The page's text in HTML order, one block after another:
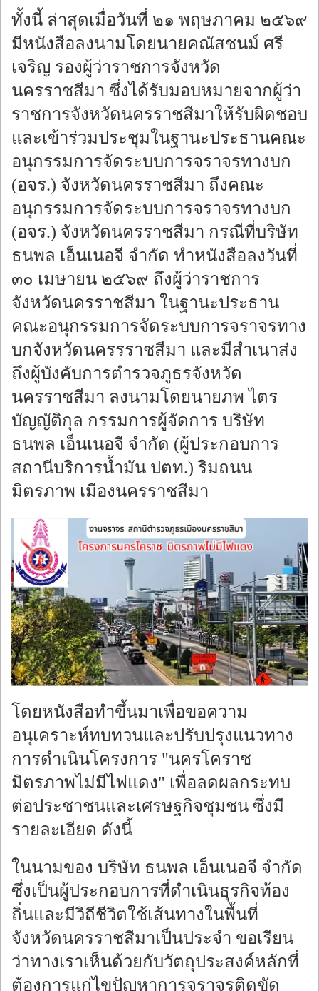
ทั้งนี้ ล่าสุดเมื่อวันที่ ๒๑ พฤษภาคม ๒๕๖๙
มีหนังสือลงนามโดยนายคณัสชนม์ ศรี
เจริญ รองผู้ว่าราชการจังหวัด
นครราชสีมา ซึ่งได้รับมอบหมายจากผู้ว่า
ราชการจังหวัดนครราชสีมาให้รับผิดชอบ
และเข้าร่วมประชุมในฐานะประธานคณะ
อนุกรรมการจัดระบบการจราจรทางบก
(อจร.) จังหวัดนครราชสีมา ถึงคณะ
อนุกรรมการจัดระบบการจราจรทางบก
(อจร.) จังหวัดนครราชสีมา กรณีที่บริษัท
ธนพล เอ็นเนอจี จำกัด ทำหนังสือลงวันที่
๓๐ เมษายน ๒๕๖๙ ถึงผู้ว่าราชการ
จังหวัดนครราชสีมา ในฐานะประธาน
คณะอนุกรรมการจัดระบบการจราจรทาง
บกจังหวัดนครรราชสีมา และมีสำเนาส่ง
ถึงผู้บังคับการตำรวจภูธรจังหวัด
นครราชสีมา ลงนามโดยนายภพ ไตร
บัญญัติกุล กรรมการผู้จัดการ บริษัท
ธนพล เอ็นเนอจี จำกัด (ผู้ประกอบการ
สถานีบริการน้ำมัน ปตท.) ริมถนน
มิตรภาพ เมืองนครราชสีมา
โดยหนังสือทำขึ้นมาเพื่อขอความ
อนุเคราะห์ทบทวนและปรับปรุงแนวทาง
การดำเนินโครงการ "นครโคราช
มิตรภาพไม่มีไฟแดง" เพื่อลดผลกระทบ
ต่อประชาชนและเศรษฐกิจชุมชน ซึ่งมี
รายละเอียด ดังนี้
ในนามของ บริษัท ธนพล เอ็นเนอจี จำกัด
ซึ่งเป็นผู้ประกอบการที่ดำเนินธุรกิจท้อง
ถิ่นและมีวิถีชีวิตใช้เส้นทางในพื้นที่
จังหวัดนครราชสีมาเป็นประจำ ขอเรียน
ว่าทางเราเห็นด้วยกับวัตถุประสงค์หลักที่
ต้องการแก่ไขปัญหาการจราจรติดขัด